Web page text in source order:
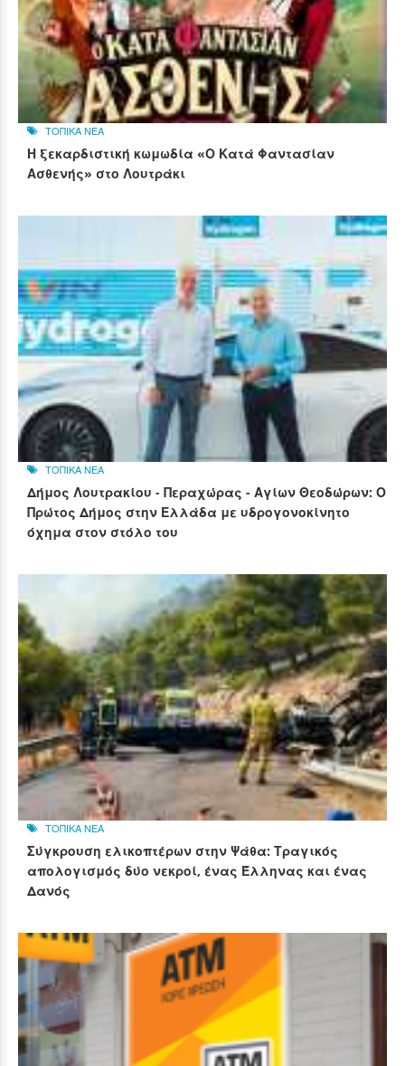
ΤΟΠΙΚΑ ΝΕΑ
Η ξεκαρδιστική κωμωδία «Ο Κατά Φαντασίαν
Ασθενής» στο Λουτράκι
ΤΟΠΙΚΑ ΝΕΑ
Δήμος Λουτρακίου - Περαχώρας - Αγίων Θεοδώρων: Ο
Πρώτος Δήμος στην Ελλάδα με υδρογονοκίνητο
όχημα στον στόλο του
ΤΟΠΙΚΑ ΝΕΑ
Σύγκρουση ελικοπτέρων στην Ψάθα: Τραγικός
απολογισμός δύο νεκροί, ένας Έλληνας και ένας
Δανός